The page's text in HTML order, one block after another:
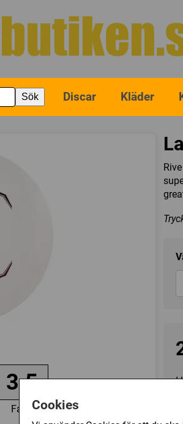
Cookies
Sök Discar Kläder
3.5
Fade
I